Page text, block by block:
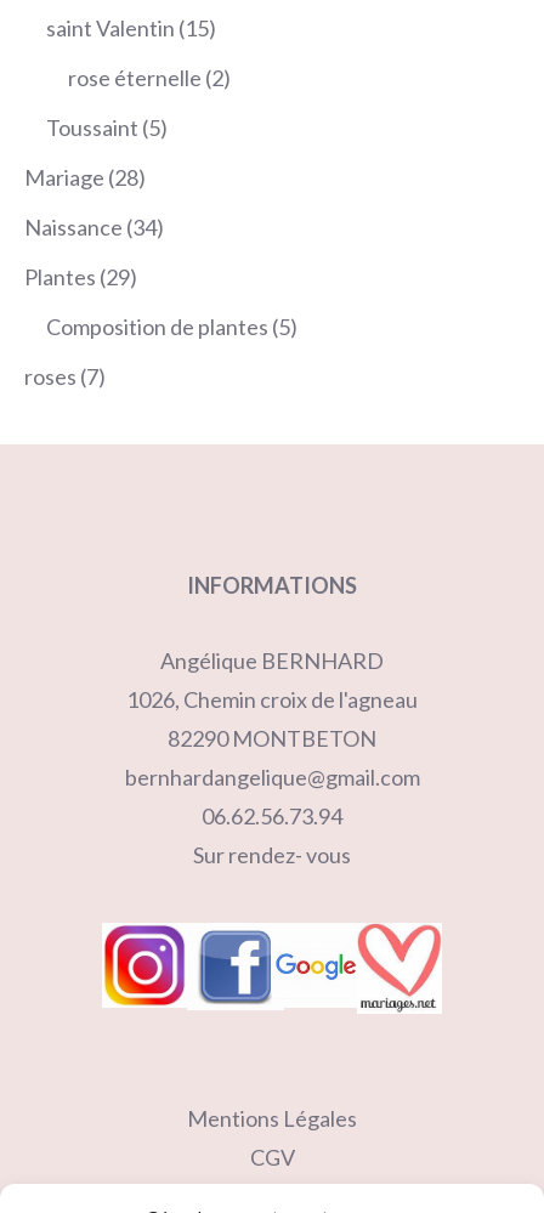
produit
saint Valentin 1515
produits
rose éternelle 22
Toussaint 55
Mariage 2828
produits
Naissance 3434
Plantes 2929
produits
Composition de plantes 55
roses 77
INFORMATIONS
Angélique BERNHARD
1026, Chemin croix de l'agneau
82290 MONTBETON
bernhardangelique@gmail.com
06.62.56.73.94
Sur rendez- vous
Mentions Légales
CGV